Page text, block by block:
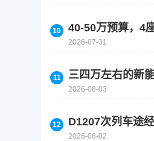
40-50万预算，4
2026-07-31
三四万左右的新
2026-08-03
D1207次列车途
2026-08-02